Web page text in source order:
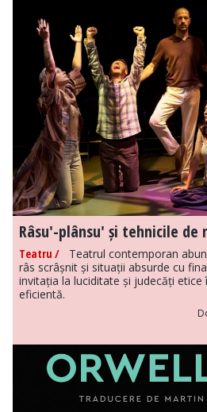
Râsu'-plânsu' și tehnicile de
Teatru / Teatrul contemporan
râs scrâșnit și situații absurde cu
invitația la luciditate și judecăți
eficientă.